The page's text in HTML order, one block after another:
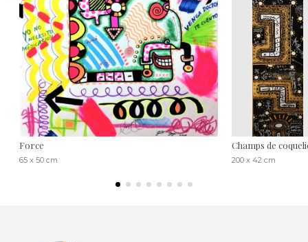
Force
65 x 50 cm
Champs de
200 x 42 cm